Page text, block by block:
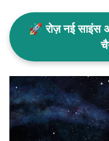
🚀 रोज़ नई साइंस